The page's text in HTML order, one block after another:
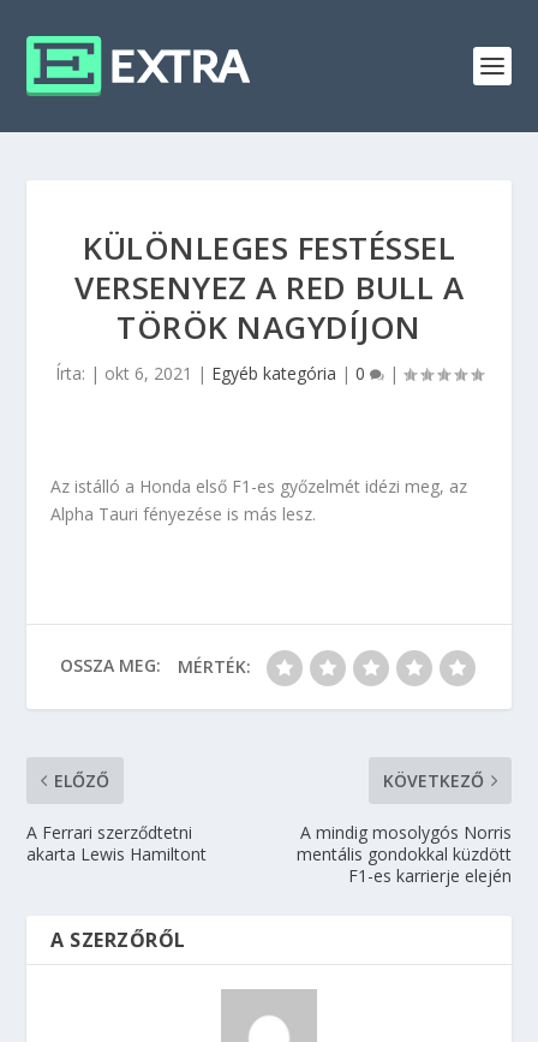
KÜLÖNLEGES FESTÉSSEL
VERSENYEZ A RED BULL A
TÖRÖK NAGYDÍJON
Írta: | okt 6, 2021 | Egyéb kategória | 0 |
Az istálló a Honda első F1-es győzelmét idézi meg, az
Alpha Tauri fényezése is más lesz.
OSSZA MEG: MÉRTÉK:
ELŐZŐ
A Ferrari szerződtetni
akarta Lewis Hamiltont
KÖVETKEZŐ
A mindig mosolygós Norris
mentális gondokkal küzdött
F1-es karrierje elején
A SZERZŐRŐL